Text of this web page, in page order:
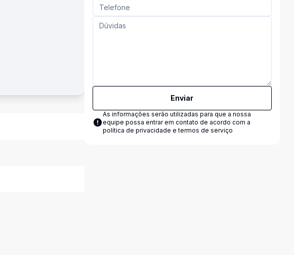
Enviar
As informações serão utilizadas para que a nossa
equipe possa entrar em contato de acordo com a
política de privacidade e termos de serviço